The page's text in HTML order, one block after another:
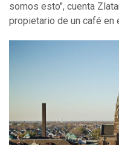
somos esto", cuenta
propietario de un café en